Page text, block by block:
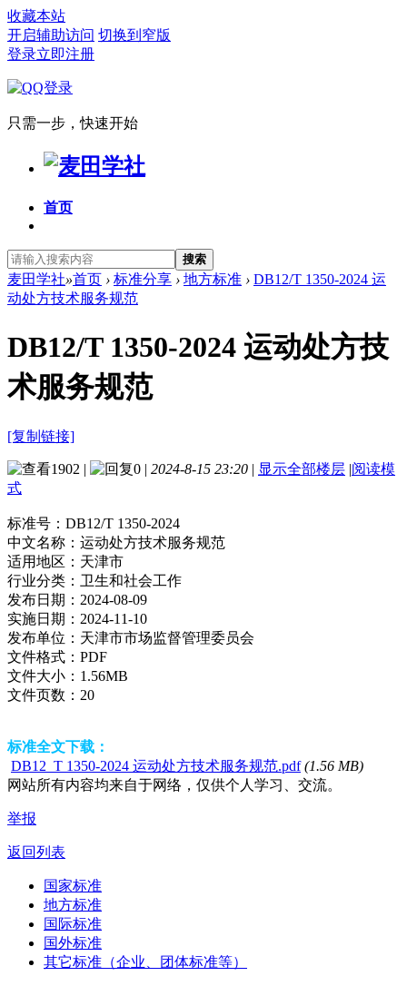
收藏本站
开启辅助访问 切换到窄版
登录立即注册
只需一步，快速开始
首页
搜索
麦田学社»首页 › 标准分享 › 地方标准 › DB12/T 1350-2024 运
动处方技术服务规范
DB12/T 1350-2024 运动处方技
术服务规范
[复制链接]
1902 | 0 | 2024-8-15 23:20 | 显示全部楼层 |阅读模
式
标准号： DB12/T 1350-2024
中文名称： 运动处方技术服务规范
适用地区： 天津市
行业分类： 卫生和社会工作
发布日期： 2024-08-09
实施日期： 2024-11-10
发布单位： 天津市市场监督管理委员会
文件格式： PDF
文件大小： 1.56MB
文件页数： 20
标准全文下载：
DB12_T 1350-2024 运动处方技术服务规范.pdf (1.56 MB)
网站所有内容均来自于网络，仅供个人学习、交流。
举报
返回列表
国家标准
地方标准
国际标准
国外标准
其它标准（企业、团体标准等）